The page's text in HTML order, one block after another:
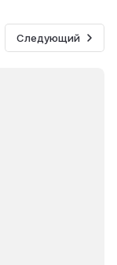
Следующий